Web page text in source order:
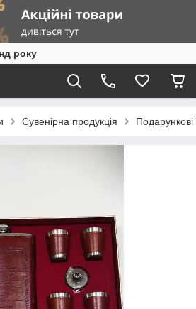
року
Сувенірна продукція Подарункові